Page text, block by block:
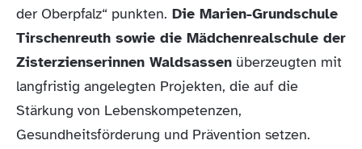
der Oberpfalz“ punkten. Die Marien-Grundschule
Tirschenreuth sowie die Mädchenrealschule der
Zisterzienserinnen Waldsassen überzeugten mit
langfristig angelegten Projekten, die auf die
Stärkung von Lebenskompetenzen,
Gesundheitsförderung und Prävention setzen.